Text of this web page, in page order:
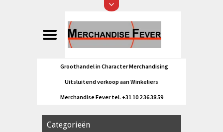
Groothandel in Character Merchandising
Uitsluitend verkoop aan Winkeliers
Merchandise Fever tel. +31 10 2 36 38 59
Categorieën